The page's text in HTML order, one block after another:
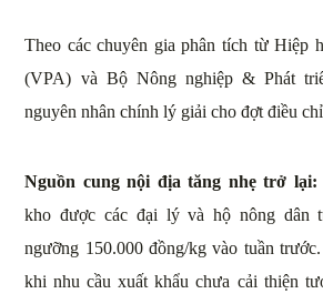
Theo các chuyên gia phân tích từ Hiệp
(VPA) và Bộ Nông nghiệp & Phát
nguyên nhân chính lý giải cho đợt điều
Nguồn cung nội địa tăng nhẹ trở
kho được các đại lý và hộ nông dân
ngưỡng 150.000 đồng/kg vào tuần
khi nhu cầu xuất khẩu chưa cải thiện